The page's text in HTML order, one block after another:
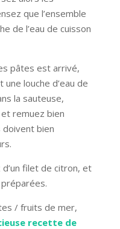
que l’ensemble
de l’eau de cuisson
pâtes est arrivé,
louche d’eau de
la sauteuse,
remuez bien
bien
filet de citron, et
/ fruits de mer,
recette de